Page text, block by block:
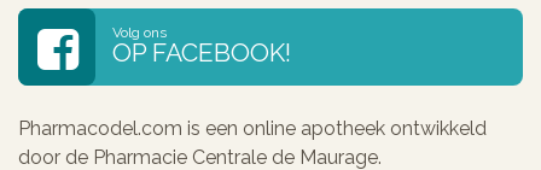
Volg ons
OP FACEBOOK!
Pharmacodel.com is een online apotheek ontwikkeld
door de Pharmacie Centrale de Maurage.